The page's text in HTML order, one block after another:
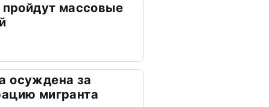
массовые
осуждена за
мигранта